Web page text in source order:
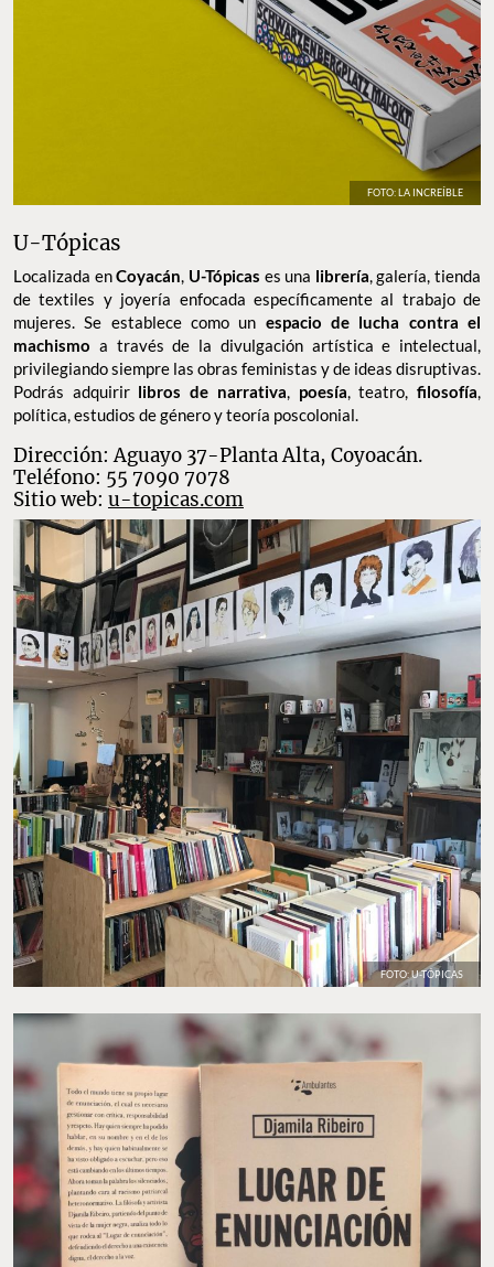
U-Tópicas
Localizada en Coyacán,U-Tópicases unalibrería, galería, tienda
de textiles y joyería enfocada específicamente al trabajo de
mujeres. Se establece como unespacio de lucha contra el
machismoa través de la divulgación artística e intelectual,
Podrás adquirirlibros de narrativa,poesía, teatro,filosofía
política, estudios de género y teoría poscolonial.
Dirección: Aguayo 37-Planta Alta, Coyoacán.
Teléfono: 55 7090 7078
Sitio web:u-topicas.com